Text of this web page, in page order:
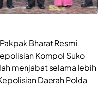
Bharat Resmi
Kompol Suko
menjabat selama lebih
Daerah Polda